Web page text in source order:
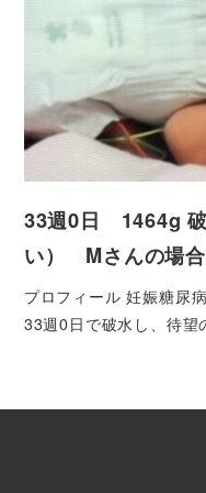
33週0日 1464g 破
い） Mさんの場合
プロフィール 妊娠糖尿
33週0日で破水し、待